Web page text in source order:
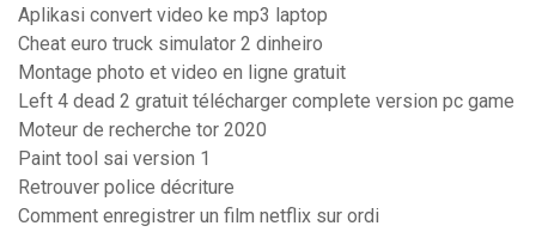
Aplikasi convert video ke mp3 laptop
Cheat euro truck simulator 2 dinheiro
Montage photo et video en ligne gratuit
Left 4 dead 2 gratuit télécharger complete version pc game
Moteur de recherche tor 2020
Paint tool sai version 1
Retrouver police décriture
Comment enregistrer un film netflix sur ordi